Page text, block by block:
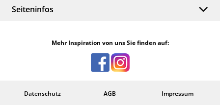
Seiteninfos
Mehr Inspiration von uns Sie finden auf:
Datenschutz AGB Impressum